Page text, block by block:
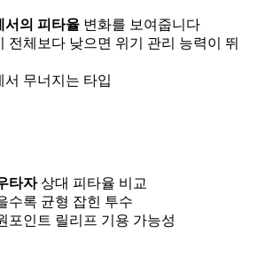
서의 피타율 변화를 보여줍니다
전체보다 낮으면 위기 관리 능력이 뛰
서 무너지는 타입
타자상대 피타율 비교
수록 균형 잡힌 투수
포인트 릴리프 기용 가능성